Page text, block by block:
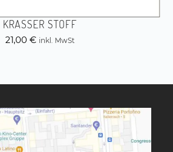
KRASSER STOFF
21,00 € inkl. MwSt